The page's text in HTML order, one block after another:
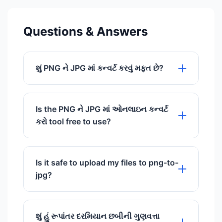
Questions & Answers
શું PNG ને JPG માં કન્વર્ટ કરવું મફત છે?
હા, અમારું PNG થી JPG કન્વર્ટર કોઈ
છુપાયેલા શુલ્ક વિના વાપરવા માટે સંપૂર્ણપણે
મફત છે.
Is the PNG ને JPG માં ઓનલાઇન કન્વર્ટ
કરો tool free to use?
Yes, our PNG ને JPG માં ઓનલાઇન કન્વર્ટ
કરો tool is 100% free to use with no
hidden charges.
Is it safe to upload my files to png-to-
jpg?
Absolutely. We use SSL encryption and
delete files automatically after 60
શું હું રૂપાંતર દરમિયાન છબીની ગુણવત્તા